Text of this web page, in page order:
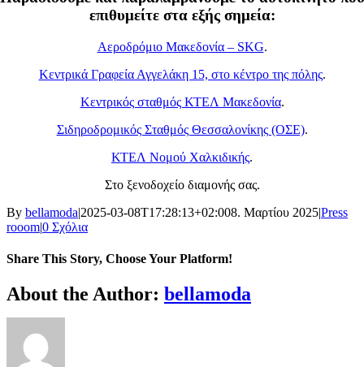
επιθυμείτε στα εξής σημεία:
Αεροδρόμιο Μακεδονία – SKG.
Κεντρικά Γραφεία Αγγελάκη 15, στο κέντρο της πόλης.
Κεντρικός σταθμός ΚΤΕΛ Μακεδονία.
Σιδηροδρομικός Σταθμός Θεσσαλονίκης (ΟΣΕ).
ΚΤΕΛ Νομού Χαλκιδικής.
Στο ξενοδοχείο διαμονής σας.
By bellamoda|2025-03-08T17:28:13+02:008. Μαρτίου 2025|Press
rooom|0 Σχόλια
Share This Story, Choose Your Platform!
Facebook
X
Reddit
LinkedIn
WhatsApp
Tumblr
Pinterest
Vk
Xing
Email
About the Author: bellamoda